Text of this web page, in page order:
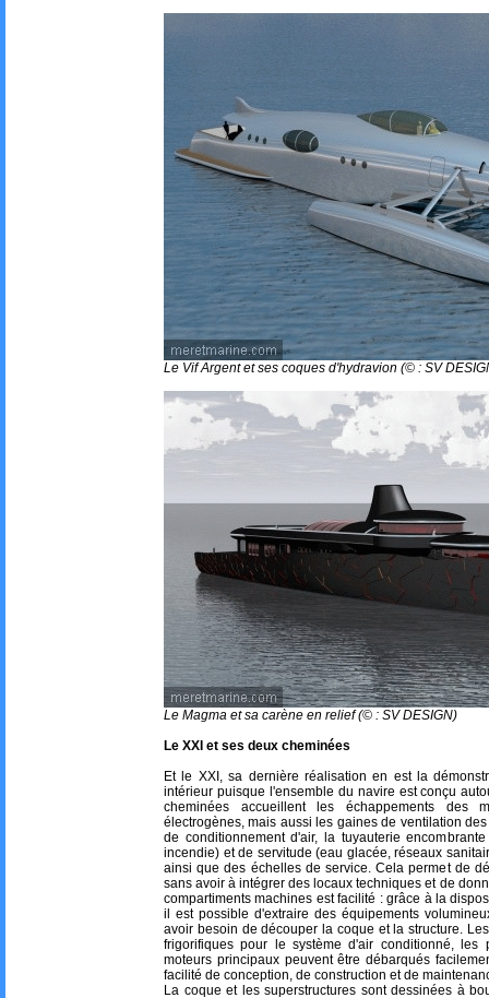
Le Vif Argent et ses coques d'hydravion (© : SV
Le Magma et sa carène en relief (© : SV DESIGN)
Le XXI et ses deux cheminées
Et le XXI, sa dernière réalisation en est la
intérieur puisque l'ensemble du navire est conçu
cheminées accueillent les échappements des
électrogènes, mais aussi les gaines de ventilation
de conditionnement d'air, la tuyauterie
incendie) et de servitude (eau glacée, réseaux
ainsi que des échelles de service. Cela permet de
sans avoir à intégrer des locaux techniques et de
compartiments machines est facilité : grâce à la
il est possible d'extraire des équipements
avoir besoin de découper la coque et la structure.
frigorifiques pour le système d'air conditionné, les
moteurs principaux peuvent être débarqués
facilité de conception, de construction et de
La coque et les superstructures sont dessinées à